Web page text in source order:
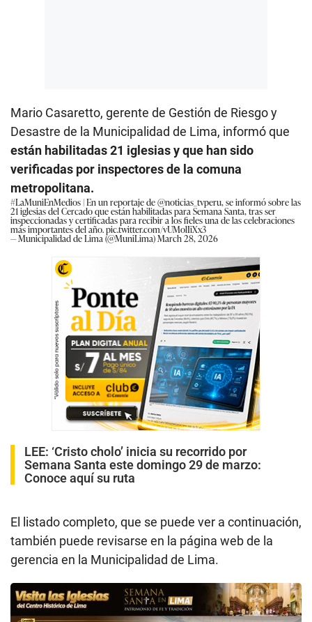
Mario Casaretto, gerente de Gestión de Riesgo y
Desastre de la Municipalidad de Lima, informó que
están habilitadas 21 iglesias y que han sido
verificadas por inspectores de la comuna
metropolitana.
#LaMuniEnMedios | En un reportaje de@noticias_tvperu, se informó sobre las
21 iglesias del Cercado que están habilitadas para Semana Santa, tras ser
inspeccionadas y certificadas para recibir a los fieles una de las celebraciones
más importantes del año.pic.twitter.com/vUMolIiXx3
— Municipalidad de Lima (@MuniLima)March 28, 2026
LEE: ‘Cristo cholo’ inicia su recorrido por
Semana Santa este domingo 29 de marzo:
Conoce aquí su ruta
El listado completo, que se puede ver a continuación,
también puede revisarse en la página web de la
gerencia en la Municipalidad de Lima.